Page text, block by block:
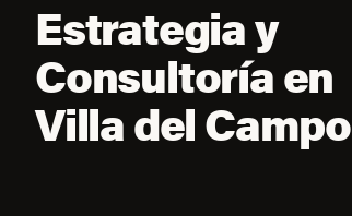
Estrategia y
Consultoría en
Villa del Campo